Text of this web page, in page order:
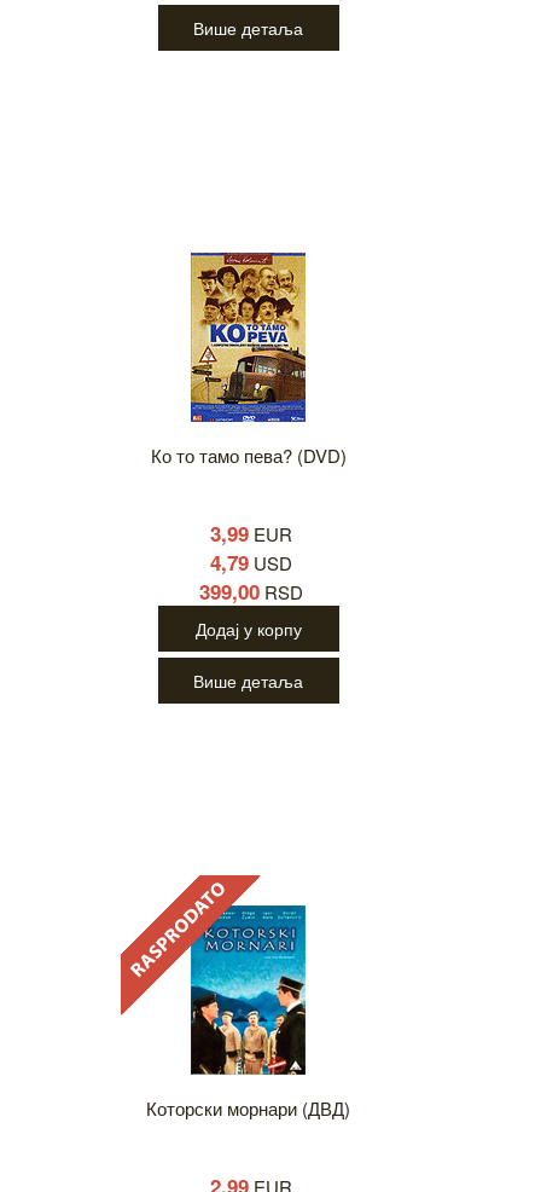
Више детаља
Ко то тамо пева? (DVD)
3,99 EUR
4,79 USD
399,00 RSD
Додај у корпу
Више детаља
Которски морнари (ДВД)